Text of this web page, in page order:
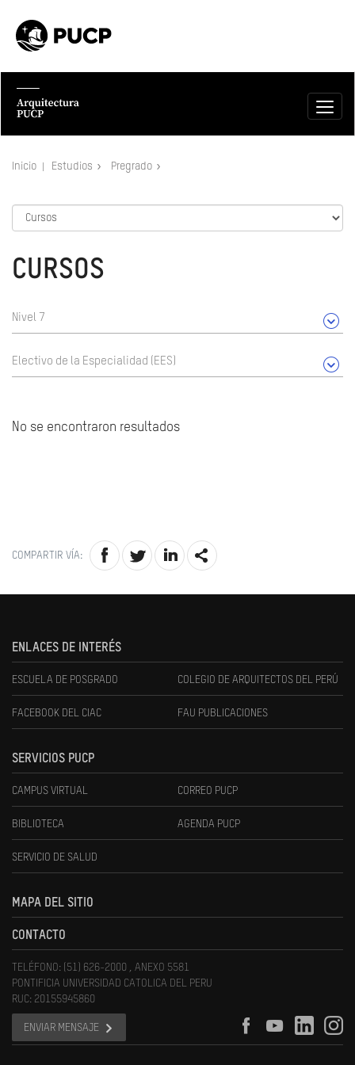
Inicio Estudios Pregrado
CURSOS
Nivel 7
Electivo de la Especialidad (EES)
No se encontraron resultados
COMPARTIR VÍA:
ENLACES DE INTERÉS
ESCUELA DE POSGRADO COLEGIO DE ARQUITECTOS DEL PERÚ
FACEBOOK DEL CIAC FAU PUBLICACIONES
SERVICIOS PUCP
CAMPUS VIRTUAL CORREO PUCP
BIBLIOTECA AGENDA PUCP
SERVICIO DE SALUD
MAPA DEL SITIO
CONTACTO
TELÉFONO: (51) 626-2000 , ANEXO 5581
PONTIFICIA UNIVERSIDAD CATOLICA DEL PERU
RUC: 20155945860
ENVIAR MENSAJE